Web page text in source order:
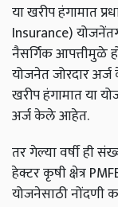
या खरीप हंगामात
Insurance)
नैसर्गिक आपत्तीमुळे
योजनेत जोरदार
खरीप हंगामात या
अर्ज केले आहेत.
तर गेल्या वर्षी ही
हेक्टर कृषी क्षेत्र
योजनेसाठी नोंदणी